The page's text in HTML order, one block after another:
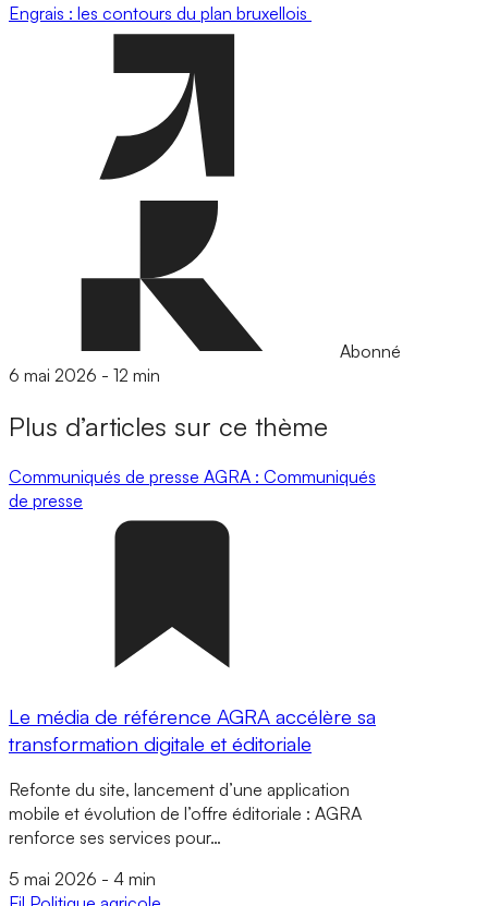
Engrais : les contours du plan bruxellois
Abonné
6 mai 2026 - 12 min
Plus d’articles sur ce thème
Communiqués de presse AGRA : Communiqués
de presse
Le média de référence AGRA accélère sa
transformation digitale et éditoriale
Refonte du site, lancement d’une application
mobile et évolution de l’offre éditoriale : AGRA
renforce ses services pour…
5 mai 2026 - 4 min